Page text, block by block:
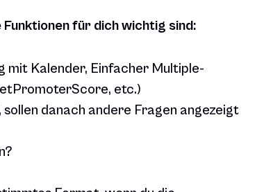
für dich wichtig sind:
mit Kalender, Einfacher Multiple-
etc.)
danach andere Fragen angezeigt